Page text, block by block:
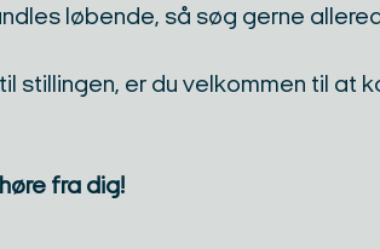
løbende, så søg gerne
stillingen, er du velkommen til at
fra dig!